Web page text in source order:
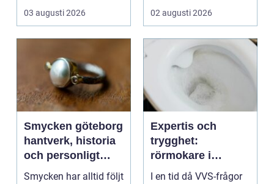
trygg hante...
03 augusti 2026
den sakna...
02 augusti 2026
Smycken göteborg
hantverk, historia
och personligt
uttryck
Smycken har alltid följt
Expertis och
trygghet:
rörmokare i
jämtland
I en tid då VVS-frågor